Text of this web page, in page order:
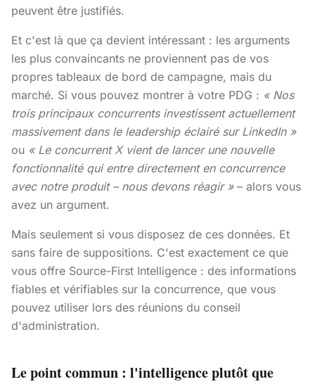
peuvent être justifiés.
Et c'est là que ça devient intéressant : les arguments
les plus convaincants ne proviennent pas de vos
propres tableaux de bord de campagne, mais du
marché. Si vous pouvez montrer à votre PDG : « Nos
trois principaux concurrents investissent actuellement
massivement dans le leadership éclairé sur LinkedIn »
ou « Le concurrent X vient de lancer une nouvelle
fonctionnalité qui entre directement en concurrence
avec notre produit – nous devons réagir »– alors vous
avez un argument.
Mais seulement si vous disposez de ces données. Et
sans faire de suppositions. C'est exactement ce que
vous offre Source-First Intelligence : des informations
fiables et vérifiables sur la concurrence, que vous
pouvez utiliser lors des réunions du conseil
d'administration.
Le point commun : l'intelligence plutôt que